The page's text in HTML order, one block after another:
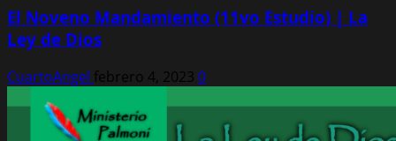
El Noveno Mandamiento (11vo Estudio) | La
Ley de Dios
CuartoAngel febrero 4, 2023 0